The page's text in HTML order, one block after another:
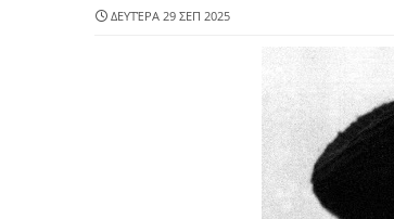
ΔΕΥΤΈΡΑ 29 ΣΕΠ 2025